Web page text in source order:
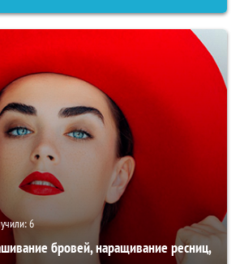
6
бровей, наращивание ресниц,